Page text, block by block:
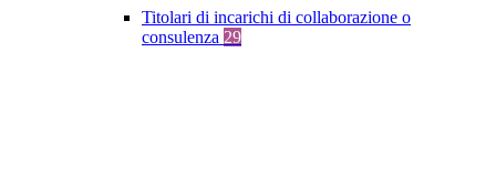
Titolari di incarichi di collaborazione o
consulenza 29